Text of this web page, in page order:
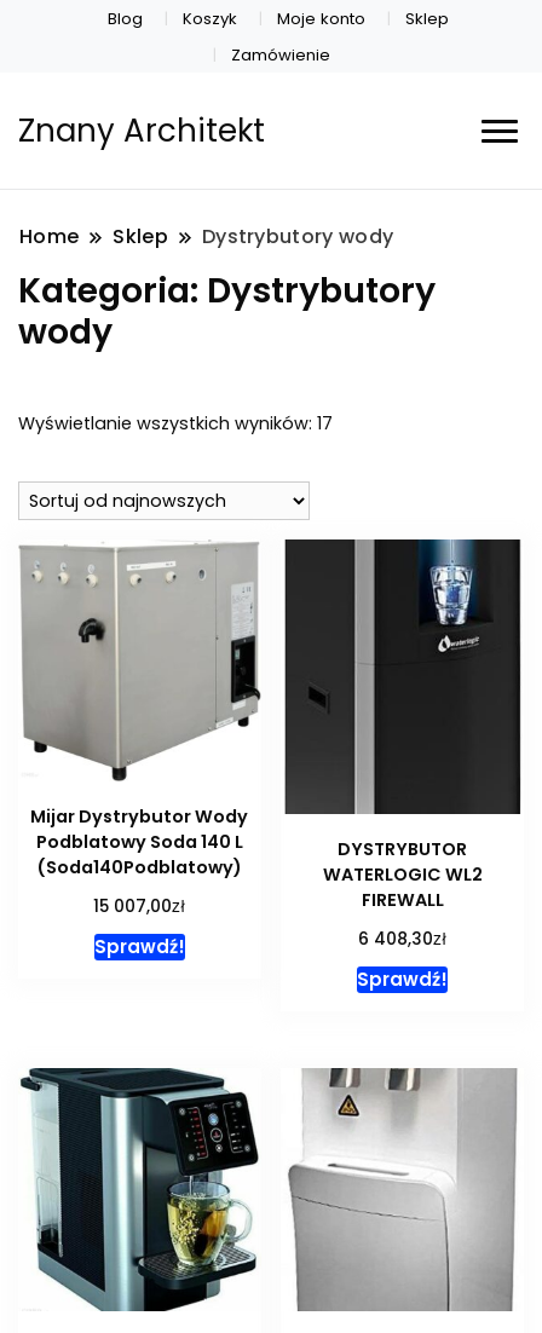
Blog Koszyk Moje konto
Sklep
Zamówienie
Znany Architekt
Home Sklep Dystrybutory wody
Kategoria: Dystrybutory
wody
Wyświetlanie wszystkich wyników: 17
Mijar Dystrybutor Wody
Podblatowy Soda 140 L
(Soda140Podblatowy)
15 007,00zł
Sprawdź!
DYSTRYBUTOR
WATERLOGIC WL2
FIREWALL
6 408,30zł
Sprawdź!